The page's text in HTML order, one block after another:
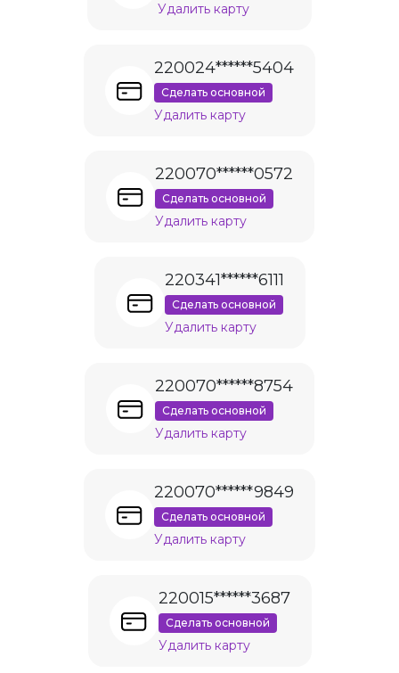
Удалить карту
220024******5404
Сделать основной
Удалить карту
220070******0572
Сделать основной
Удалить карту
220341******6111
Сделать основной
Удалить карту
220070******8754
Сделать основной
Удалить карту
220070******9849
Сделать основной
Удалить карту
220015******3687
Сделать основной
Удалить карту